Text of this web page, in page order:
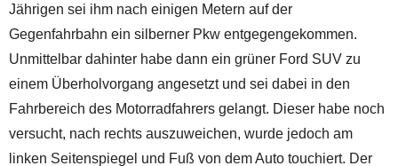
Jährigen sei ihm nach einigen Metern auf der
Gegenfahrbahn ein silberner Pkw entgegengekommen.
Unmittelbar dahinter habe dann ein grüner Ford SUV zu
einem Überholvorgang angesetzt und sei dabei in den
Fahrbereich des Motorradfahrers gelangt. Dieser habe noch
versucht, nach rechts auszuweichen, wurde jedoch am
linken Seitenspiegel und Fuß von dem Auto touchiert. Der